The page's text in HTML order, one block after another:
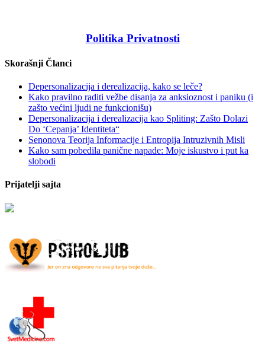
Politika Privatnosti
Skorašnji Članci
Depersonalizacija i derealizacija, kako se leče?
Kako pravilno raditi vežbe disanja za anksioznost i paniku (i
zašto većini ljudi ne funkcionišu)
Depersonalizacija i derealizacija kao Spliting: Zašto Dolazi
Do ‘Cepanja’ Identiteta“
Senonova Teorija Informacije i Entropija Intruzivnih Misli
Kako sam pobedila panične napade: Moje iskustvo i put ka
slobodi
Prijatelji sajta